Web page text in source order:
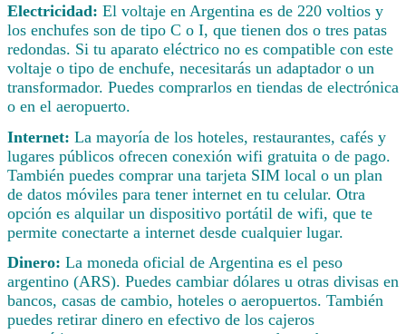
Electricidad: El voltaje en Argentina es de 220 voltios y
los enchufes son de tipo C o I, que tienen dos o tres patas
redondas. Si tu aparato eléctrico no es compatible con este
voltaje o tipo de enchufe, necesitarás un adaptador o un
transformador. Puedes comprarlos en tiendas de electrónica
o en el aeropuerto.
Internet: La mayoría de los hoteles, restaurantes, cafés y
lugares públicos ofrecen conexión wifi gratuita o de pago.
También puedes comprar una tarjeta SIM local o un plan
de datos móviles para tener internet en tu celular. Otra
opción es alquilar un dispositivo portátil de wifi, que te
permite conectarte a internet desde cualquier lugar.
Dinero: La moneda oficial de Argentina es el peso
argentino (ARS). Puedes cambiar dólares u otras divisas en
bancos, casas de cambio, hoteles o aeropuertos. También
puedes retirar dinero en efectivo de los cajeros